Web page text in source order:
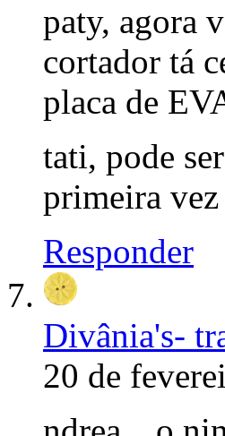
paty, agora
cortador tá
placa de
tati, pode
primeira
Responder
Divânia's-
20 de